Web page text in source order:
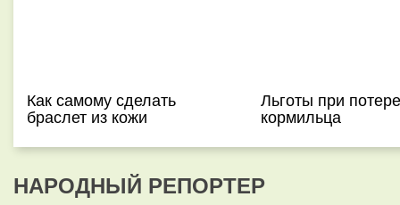
Как самому сделать
браслет из кожи
Льготы при потере
кормильца
НАРОДНЫЙ РЕПОРТЕР